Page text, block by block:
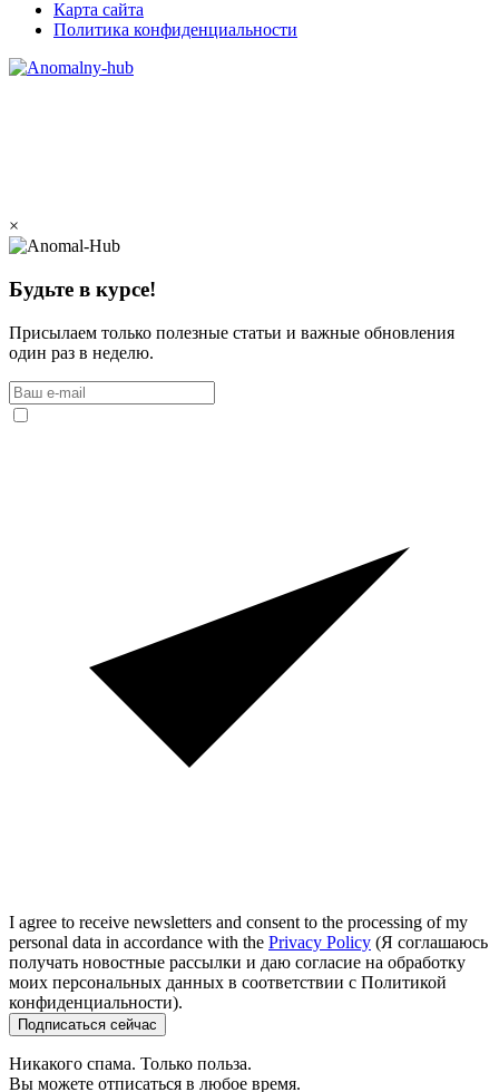
Карта сайта
Политика конфиденциальности
×
Будьте в курсе!
Присылаем только полезные статьи и важные обновления
один раз в неделю.
I agree to receive newsletters and consent to the processing of my
personal data in accordance with the Privacy Policy (Я соглашаюсь
получать новостные рассылки и даю согласие на обработку
моих персональных данных в соответствии с Политикой
конфиденциальности).
Подписаться сейчас
Никакого спама. Только польза.
Вы можете отписаться в любое время.